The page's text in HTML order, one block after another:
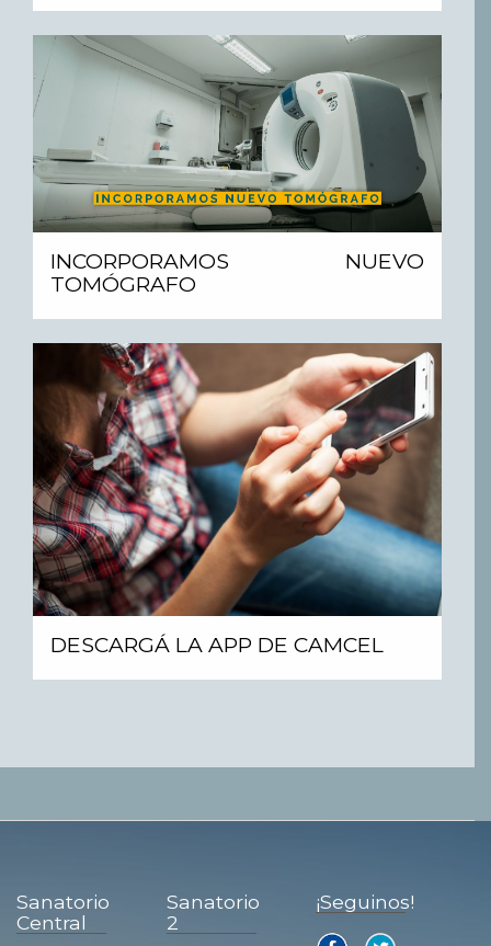
INCORPORAMOS NUEVO
TOMÓGRAFO
DESCARGÁ LA APP DE CAMCEL
Sanatorio
Central
Sanatorio
2
¡Seguinos!